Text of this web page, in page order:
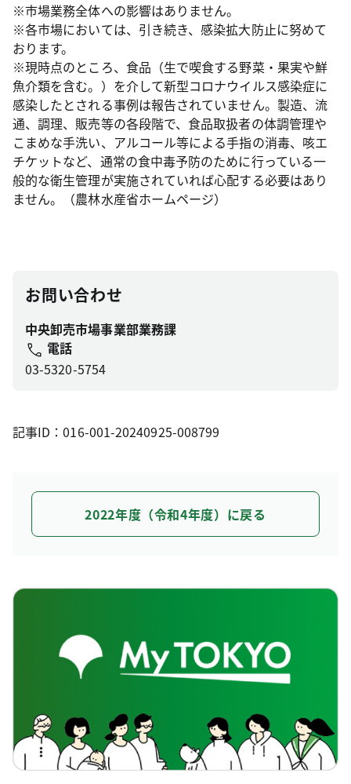
※市場業務全体への影響はありません。
※各市場においては、引き続き、感染拡大防止に努めて
おります。
※現時点のところ、食品（生で喫食する野菜・果実や鮮
魚介類を含む。）を介して新型コロナウイルス感染症に
感染したとされる事例は報告されていません。製造、流
通、調理、販売等の各段階で、食品取扱者の体調管理や
こまめな手洗い、アルコール等による手指の消毒、咳エ
チケットなど、通常の食中毒予防のために行っている一
般的な衛生管理が実施されていれば心配する必要はあり
ません。（農林水産省ホームページ）
お問い合わせ
中央卸売市場事業部業務課
電話
03-5320-5754
記事ID：016-001-20240925-008799
2022年度（令和4年度）に戻る